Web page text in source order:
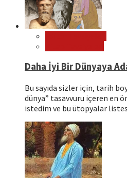
Daha İyi Bir Dünyaya
Bu sayıda sizler için, tarih
dünya” tasavvuru içeren en
istedim ve bu ütopyalar